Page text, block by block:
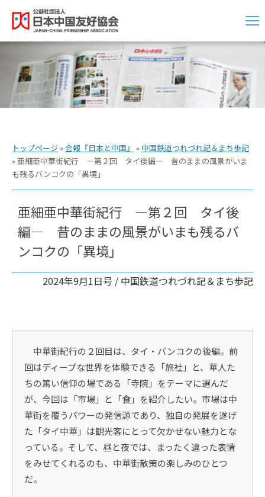
トップページ »会報『日本と中国』 »中国鉄道つれづれ記＆まち歩記
»亜細亜中華街紀行 ―第２回 タイ後編― 昔のままの風景がいま
も残るバンコクの「異境」
亜細亜中華街紀行 ―第２回 タイ後
編― 昔のままの風景がいまも残るバ
ンコクの「異境」
2024年9月1日号 / 中国鉄道つれづれ記＆まち歩記
中華街紀行の２回目は、タイ・バンコクの後編。前
回はディープな世界を体験できる「旅社」と、華人た
ちの篤い信仰の場である「寺院」をテーマに選んだ
が、今回は「市場」と「食」を紹介したい。市場は中
華街を覆うパワーの発信源であり、独自の発展を遂げ
た「タイ中華」は観光客にとって欠かせない魅力とな
っている。そして、昼と夜では、まったく違った表情
をみせてくれるのも、中華街散策の楽しみのひとつ
だ。